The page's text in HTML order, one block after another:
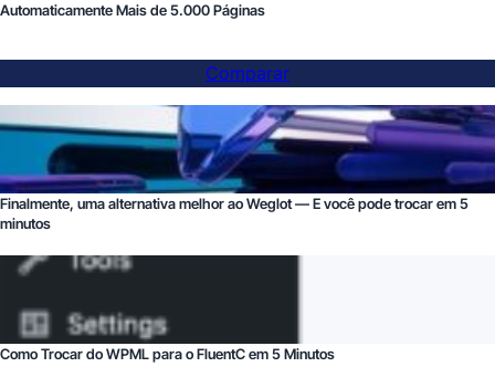
Automaticamente Mais de 5.000 Páginas
Comparar
Finalmente, uma alternativa melhor ao Weglot — E você pode trocar em 5
minutos
Como Trocar do WPML para o FluentC em 5 Minutos